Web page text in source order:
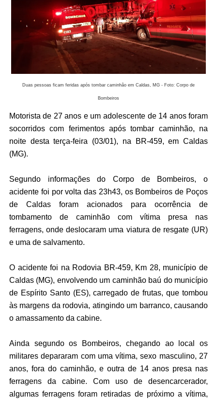
Duas pessoas ficam feridas após tombar caminhão em Caldas, MG - Foto: Corpo de
Bombeiros
Motorista de 27 anos e um adolescente de 14 anos foram
socorridos com ferimentos após tombar caminhão, na
noite desta terça-feira (03/01), na BR-459, em Caldas
(MG).
Segundo informações do Corpo de Bombeiros, o
acidente foi por volta das 23h43, os Bombeiros de Poços
de Caldas foram acionados para ocorrência de
tombamento de caminhão com vítima presa nas
ferragens, onde deslocaram uma viatura de resgate (UR)
e uma de salvamento.
O acidente foi na Rodovia BR-459, Km 28, município de
Caldas (MG), envolvendo um caminhão baú do município
de Espírito Santo (ES), carregado de frutas, que tombou
às margens da rodovia, atingindo um barranco, causando
o amassamento da cabine.
Ainda segundo os Bombeiros, chegando ao local os
militares depararam com uma vítima, sexo masculino, 27
anos, fora do caminhão, e outra de 14 anos presa nas
ferragens da cabine. Com uso de desencarcerador,
algumas ferragens foram retiradas de próximo a vítima,